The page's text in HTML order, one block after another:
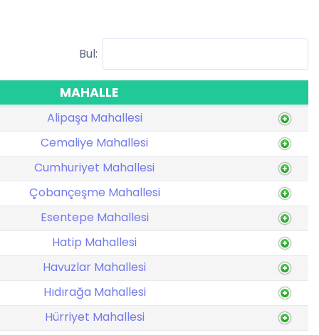
Bul:
MAHALLE
Alipaşa Mahallesi
Cemaliye Mahallesi
Cumhuriyet Mahallesi
Çobançeşme Mahallesi
Esentepe Mahallesi
Hatip Mahallesi
Havuzlar Mahallesi
Hıdırağa Mahallesi
Hürriyet Mahallesi